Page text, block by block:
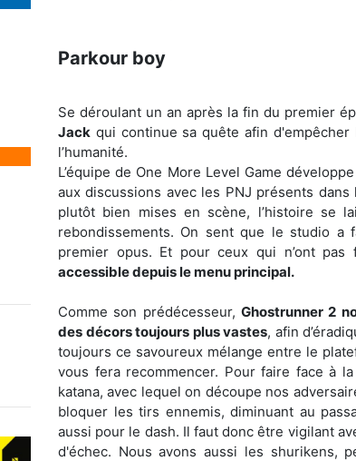
Parkour boy
Se déroulant un an après la fin du premier
Jack qui continue sa quête afin
l’humanité.
L’équipe de One More Level Game
aux discussions avec les PNJ présents
plutôt bien mises en scène, l’histoire se
rebondissements. On sent que le studio
premier opus. Et pour ceux qui n’ont
accessible depuis le menu principal.
Comme son prédécesseur, Ghostrunner 2
des décors toujours plus vastes, afin
toujours ce savoureux mélange entre le
vous fera recommencer. Pour faire face à
katana, avec lequel on découpe nos
bloquer les tirs ennemis, diminuant au
aussi pour le dash. Il faut donc être vigilant
d'échec. Nous avons aussi les shurikens,